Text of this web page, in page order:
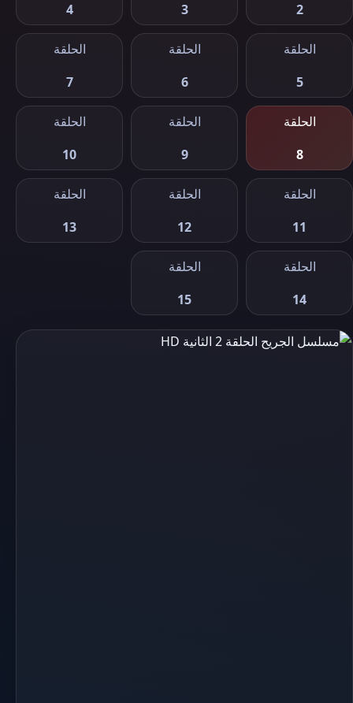
2
3
4
الحلقة
5
الحلقة
6
الحلقة
7
الحلقة
8
الحلقة
9
الحلقة
10
الحلقة
11
الحلقة
12
الحلقة
13
الحلقة
14
الحلقة
15